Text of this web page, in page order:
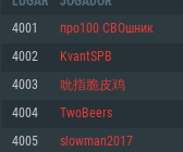
4001 про100 СВОшник
4002 KvantSPB
4003 吮指脆皮鸡
4004 TwoBeers
4005 slowman2017